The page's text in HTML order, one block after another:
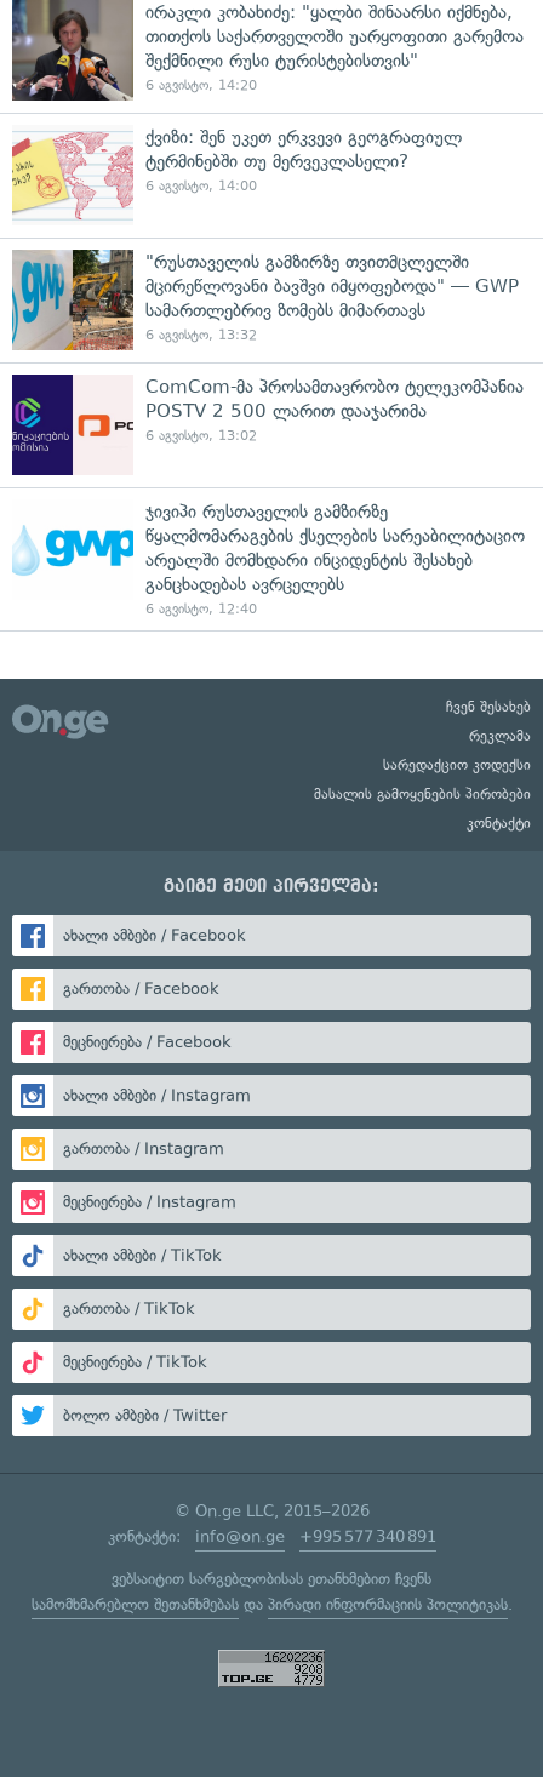
ირაკლი კობახიძე: "ყალბი შინაარსი იქმნება,
თითქოს საქართველოში უარყოფითი გარემოა
შექმნილი რუსი ტურისტებისთვის"
6 აგვისტო, 14:20
ქვიზი: შენ უკეთ ერკვევი გეოგრაფიულ
ტერმინებში თუ მერვეკლასელი?
6 აგვისტო, 14:00
"რუსთაველის გამზირზე თვითმცლელში
მცირეწლოვანი ბავშვი იმყოფებოდა" — GWP
სამართლებრივ ზომებს მიმართავს
6 აგვისტო, 13:32
ComCom-მა პროსამთავრობო ტელეკომპანია
POSTV 2 500 ლარით დააჯარიმა
6 აგვისტო, 13:02
ჯივიპი რუსთაველის გამზირზე
წყალმომარაგების ქსელების სარეაბილიტაციო
არეალში მომხდარი ინციდენტის შესახებ
განცხადებას ავრცელებს
6 აგვისტო, 12:40
ჩვენ შესახებ
რეკლამა
სარედაქციო კოდექსი
მასალის გამოყენების პირობები
კონტაქტი
გაიგე მეტი პირველმა:
ახალი ამბები / Facebook
გართობა / Facebook
მეცნიერება / Facebook
ახალი ამბები / Instagram
გართობა / Instagram
მეცნიერება / Instagram
ახალი ამბები / TikTok
გართობა / TikTok
მეცნიერება / TikTok
ბოლო ამბები / Twitter
© On.ge LLC, 2015–2026
კონტაქტი: info@on.ge +995 577 340 891
ვებსაიტით სარგებლობისას ეთანხმებით ჩვენს
სამომხმარებლო შეთანხმებასდა პირადი ინფორმაციის პოლიტიკას.